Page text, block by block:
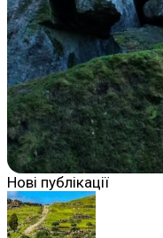
Нові публікації